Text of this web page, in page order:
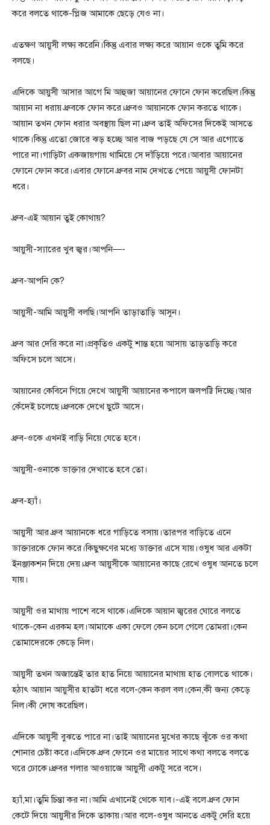
করে বলতে থাকে-প্লিজ আমাকে ছেড়ে যেও না।
এতক্ষণ আয়ুসী লক্ষ্য করেনি।কিন্তু এবার লক্ষ্য করে আয়ান ওকে তুমি করে
বলছে।
এদিকে আয়ুসী আসার আগে মি আহুজা আয়ানের ফোনে ফোন করেছিল।কিন্তু
আয়ান না ধরায় ধ্রুবকে ফোন করে।ধ্রুবও আয়ানকে ফোন করতে থাকে।
আয়ান তখন ফোন ধরার অবস্থায় ছিল না।ধ্রুব তাই অফিসের দিকেই আসতে
থাকে।কিন্তু এতো জোরে ঝড় হচ্ছে আর বাজ পড়ছে যে সে আর এগোতে
পারে না।গাড়িটা একজায়গায় থামিয়ে সে দাঁড়িয়ে পরে।আবার আয়ানের
ফোনে ফোন করে।এবার ফোনে ধ্রুবর নাম দেখতে পেয়ে আয়ুসী ফোনটা
ধরে।
ধ্রুব-এই আয়ান তুই কোথায়?
আয়ুসী-স্যারের খুব জ্বর।আপনি—-
ধ্রুব-আপনি কে?
আয়ুসী-আমি আয়ুসী বলছি।আপনি তাড়াতাড়ি আসুন।
ধ্রুব আর দেরি করে না।প্রকৃতিও একটু শান্ত হয়ে আসায় তাড়তাড়ি করে
অফিসে চলে আসে।
আয়ানের কেবিনে গিয়ে দেখে আয়ুসী আয়ানের কপালে জলপট্টি দিচ্ছে।আর
কেঁদেই চলেছে।ধ্রুবকে দেখে ছুটে আসে।
ধ্রুব-ওকে এখনই বাড়ি নিয়ে যেতে হবে।
আয়ুসী-ওনাকে ডাক্তার দেখাতে হবে তো।
ধ্রুব-হ্যাঁ।
আয়ুসী আর ধ্রুব আয়ানকে ধরে গাড়িতে বসায়।তারপর বাড়িতে এনে
ডাক্তারকে ফোন করে।কিছুক্ষণের মধ্যে ডাক্তার এসে যায়।ওষুধ আর একটা
ইনঞ্জাকশন দিয়ে দেয়।ধ্রুব আয়ুসীকে আয়ানের কাছে রেখে ওষুধ আনতে চলে
যায়।
আয়ুসী ওর মাথায় পাশে বসে থাকে।এদিকে আয়ান জ্বরের ঘোরে বলতে
থাকে-কেন এরকম হল।আমাকে একা ফেলে কেন চলে গেলে তোমরা।কেন
তোমাদেরকে কেড়ে নিল।
আয়ুসী তখন অজান্তেই তার হাত নিয়ে আয়ানের মাথায় হাত বোলতে থাকে।
হঠাৎ আয়ান আয়ুসীর হাতটা ধরে বলে-কেন করল বল।কেন,কী জন্য কেড়ে
নিল।কী দোষ করেছিল।
এদিকে আয়ুসী বুঝতে পারে না।তাই আয়ানের মুখের কাছে ঝুঁকে ওর কথা
শোনার চেষ্টা করে।এদিকে ধ্রুব ফোনে ওর মায়ের সাথে কথা বলতে বলতে
ঘরে ঢোকে।ধ্রুবর গলার আওয়াজে আয়ুসী একটু সরে বসে।
হ্যাঁ,মা।তুমি চিন্তা কর না।আমি এখানেই থেকে যাব।-এই বলে ধ্রুব ফোন
কেটে দিয়ে আয়ুসীর দিকে তাকায়।আর বলে-ওষুধ আনতে একটু দেরি হয়ে